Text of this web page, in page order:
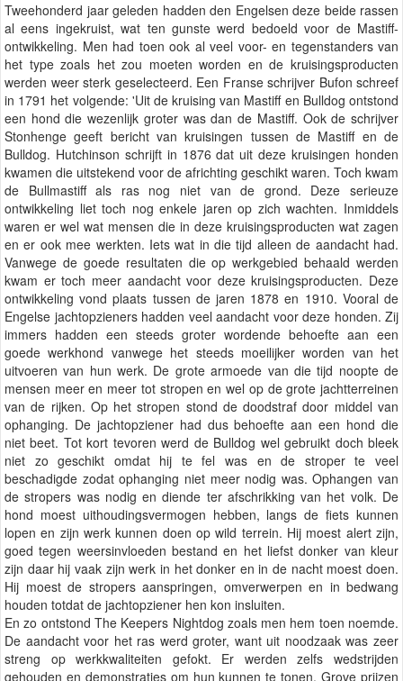
Tweehonderd jaar geleden hadden den Engelsen deze beide rassen
al eens ingekruist, wat ten gunste werd bedoeld voor de Mastiff-
ontwikkeling. Men had toen ook al veel voor- en tegenstanders van
het type zoals het zou moeten worden en de kruisingsproducten
werden weer sterk geselecteerd. Een Franse schrijver Bufon schreef
in 1791 het volgende: 'Uit de kruising van Mastiff en Bulldog ontstond
een hond die wezenlijk groter was dan de Mastiff. Ook de schrijver
Stonhenge geeft bericht van kruisingen tussen de Mastiff en de
Bulldog. Hutchinson schrijft in 1876 dat uit deze kruisingen honden
kwamen die uitstekend voor de africhting geschikt waren. Toch kwam
de Bullmastiff als ras nog niet van de grond. Deze serieuze
ontwikkeling liet toch nog enkele jaren op zich wachten. Inmiddels
waren er wel wat mensen die in deze kruisingsproducten wat zagen
en er ook mee werkten. Iets wat in die tijd alleen de aandacht had.
Vanwege de goede resultaten die op werkgebied behaald werden
kwam er toch meer aandacht voor deze kruisingsproducten. Deze
ontwikkeling vond plaats tussen de jaren 1878 en 1910. Vooral de
Engelse jachtopzieners hadden veel aandacht voor deze honden. Zij
immers hadden een steeds groter wordende behoefte aan een
goede werkhond vanwege het steeds moeilijker worden van het
uitvoeren van hun werk. De grote armoede van die tijd noopte de
mensen meer en meer tot stropen en wel op de grote jachtterreinen
van de rijken. Op het stropen stond de doodstraf door middel van
ophanging. De jachtopziener had dus behoefte aan een hond die
niet beet. Tot kort tevoren werd de Bulldog wel gebruikt doch bleek
niet zo geschikt omdat hij te fel was en de stroper te veel
beschadigde zodat ophanging niet meer nodig was. Ophangen van
de stropers was nodig en diende ter afschrikking van het volk. De
hond moest uithoudingsvermogen hebben, langs de fiets kunnen
lopen en zijn werk kunnen doen op wild terrein. Hij moest alert zijn,
goed tegen weersinvloeden bestand en het liefst donker van kleur
zijn daar hij vaak zijn werk in het donker en in de nacht moest doen.
Hij moest de stropers aanspringen, omverwerpen en in bedwang
houden totdat de jachtopziener hen kon insluiten.
En zo ontstond The Keepers Nightdog zoals men hem toen noemde.
De aandacht voor het ras werd groter, want uit noodzaak was zeer
streng op werkkwaliteiten gefokt. Er werden zelfs wedstrijden
gehouden en demonstraties om hun kunnen te tonen. Grove prijzen